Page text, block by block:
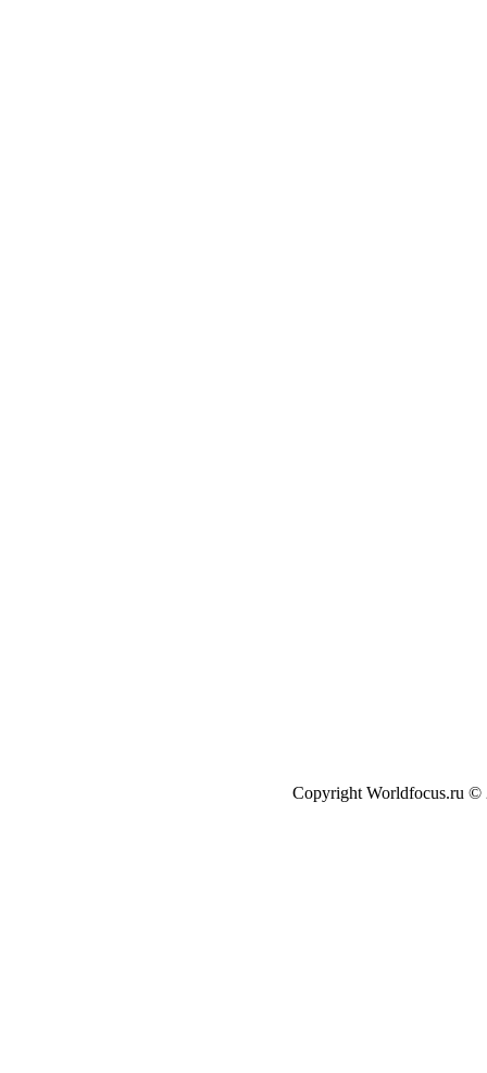
Copyright Worldfocus.ru ©